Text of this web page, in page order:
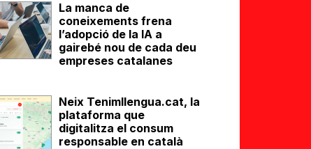
La manca de
coneixements frena
l’adopció de la IA a
gairebé nou de cada deu
empreses catalanes
Neix Tenimllengua.cat, la
plataforma que
digitalitza el consum
responsable en català